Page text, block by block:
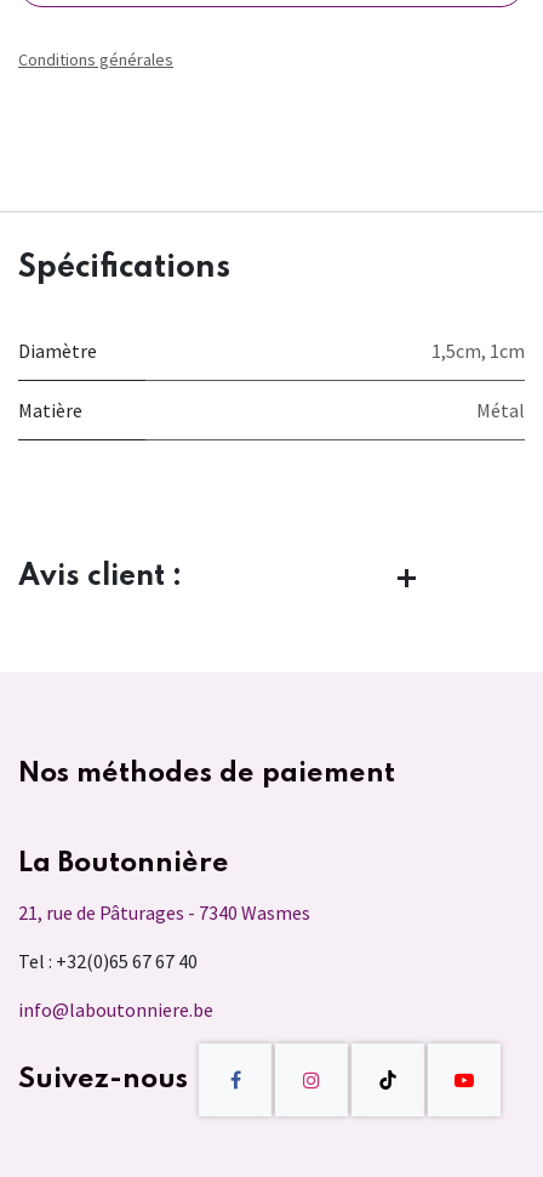
Conditions générales
Spécifications
Diamètre 1,5cm, 1cm
Matière Métal
Avis client :
Nos méthodes de paiement
La Boutonnière
21, rue de Pâturages - 7340 Wasmes
Tel : +32(0)65 67 67 40
info@laboutonniere.be
Suivez-nous